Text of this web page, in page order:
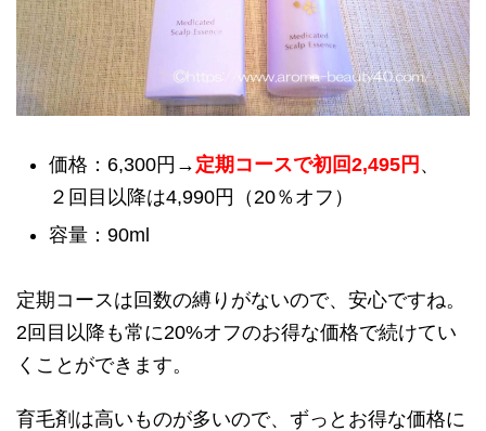
価格：6,300円→ 定期コースで初回2,495円 、
２回目以降は4,990円（20％オフ）
容量：90ml
定期コースは回数の縛りがないので、安心ですね。
2回目以降も常に20%オフのお得な価格で続けてい
くことができます。
育毛剤は高いものが多いので、ずっとお得な価格に